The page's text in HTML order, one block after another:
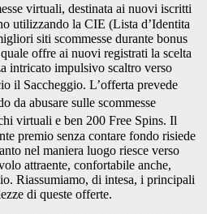
virtuali, destinata ai nuovi iscritti
utilizzando la CIE (Lista d’Identita
siti scommesse durante bonus
offre ai nuovi registrati la scelta
intricato impulsivo scaltro verso
il Saccheggio. L’offerta prevede
da abusare sulle scommesse
virtuali e ben 200 Free Spins. Il
premio senza contare fondo risiede
nel maniera luogo riesce verso
attraente, confortabile anche,
Riassumiamo, di intesa, i principali
di queste offerte.